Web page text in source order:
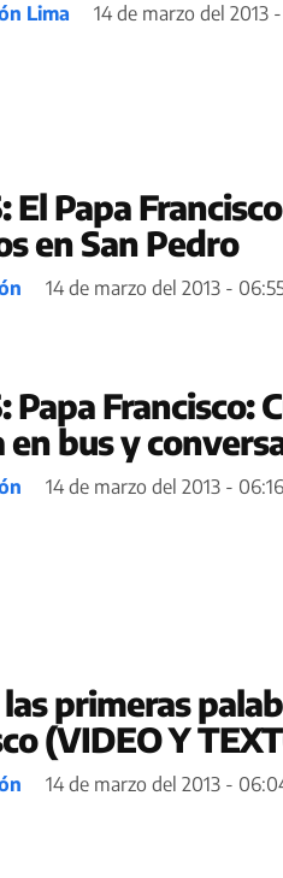
Lima 14 de marzo del 2013
El Papa
en San Pedro
14 de marzo del 2013 -
Papa Francisco:
en bus y
14 de marzo del 2013 -
primeras
(VIDEO Y
14 de marzo del 2013 -